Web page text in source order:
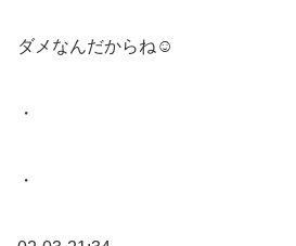
ダメなんだからね☺︎
・
・